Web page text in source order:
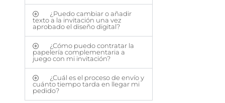
¿Puedo cambiar o añadir
texto a la invitación una vez
aprobado el diseño digital?
¿Cómo puedo contratar la
papelería complementaria a
juego con mi invitación?
¿Cuál es el proceso de envío y
cuánto tiempo tarda en llegar mi
pedido?